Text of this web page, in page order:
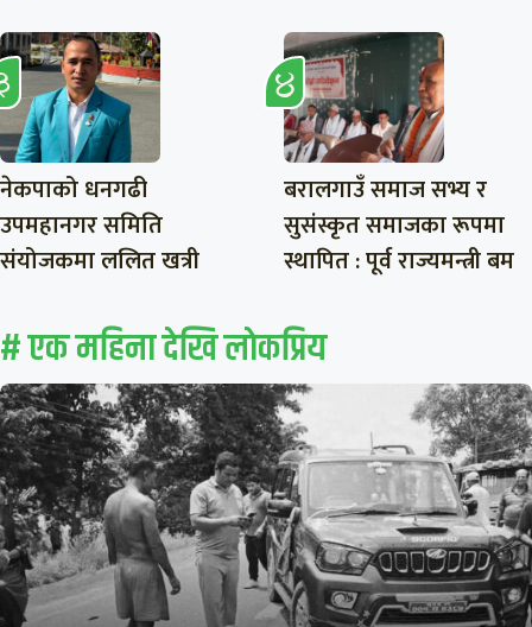
नेकपाको धनगढी
उपमहानगर समिति
संयोजकमा ललित खत्री
बरालगाउँ समाज सभ्य र
सुसंस्कृत समाजका रूपमा
स्थापित : पूर्व राज्यमन्त्री बम
# एक महिना देखि लाेकप्रिय